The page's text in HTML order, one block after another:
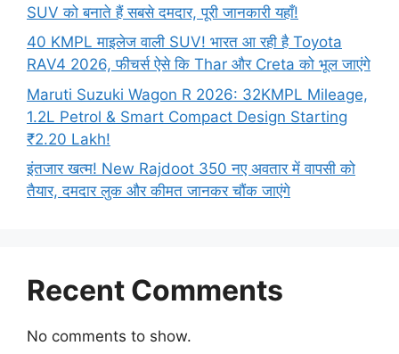
SUV को बनाते हैं सबसे दमदार, पूरी जानकारी यहाँ!
40 KMPL माइलेज वाली SUV! भारत आ रही है Toyota
RAV4 2026, फीचर्स ऐसे कि Thar और Creta को भूल जाएंगे
Maruti Suzuki Wagon R 2026: 32KMPL Mileage,
1.2L Petrol & Smart Compact Design Starting
₹2.20 Lakh!
इंतजार खत्म! New Rajdoot 350 नए अवतार में वापसी को
तैयार, दमदार लुक और कीमत जानकर चौंक जाएंगे
Recent Comments
No comments to show.